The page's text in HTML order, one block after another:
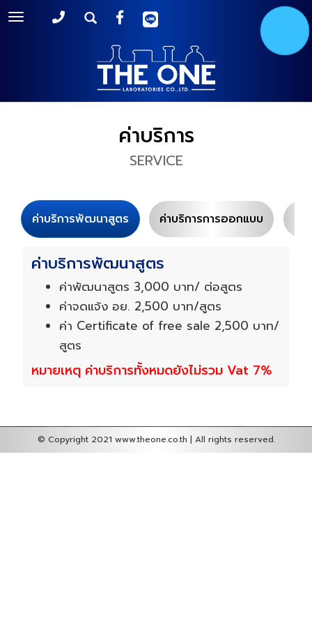
Toggle
ค่าบริการ
SERVICE
ค่าบริการพัฒนาสูตร ค่าบริการการออกแบบ
ค่าบริการพัฒนาสูตร
ค่าพัฒนาสูตร 3,000 บาท/ ต่อสูตร
ค่าจดแจ้ง อย. 2,500 บาท/สูตร
ค่า Certificate of free sale 2,500 บาท/
สูตร
หมายเหตุ ค่าบริการทั้งหมดยังไม่รวม Vat 7%
© Copyright 2021 www.theone.co.th | All rights reserved.